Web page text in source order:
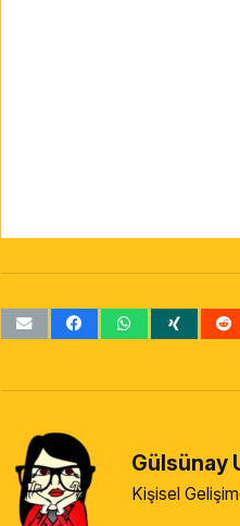
Gülsünay
Kişisel